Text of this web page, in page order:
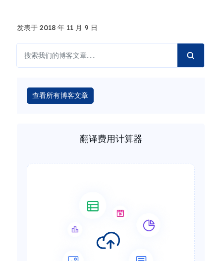
发表于 2018 年 11 月 9 日
查看所有博客文章
翻译费用计算器